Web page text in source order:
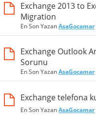
Exchange 2013 to
Migration
En Son YazanAsaGocamar
Exchange Outlook
Sorunu
En Son YazanAsaGocamar
Exchange telefona
En Son YazanAsaGocamar